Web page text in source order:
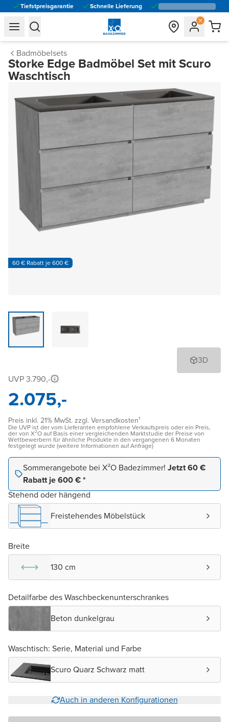
Tiefstpreisgarantie Schnelle Lieferung
general.navigation.toggle_menu.label
general.navigation.toggle_menu.label
Badmöbelsets
Storke Edge Badmöbel Set mit Scuro
Waschtisch
60 € Rabatt je 600 €
3D
UVP 3.790,-
2.075,-
Preis inkl. 21% MwSt. zzgl. Versandkosten¹
Die UVP ist der vom Lieferanten empfohlene Verkaufspreis oder ein Preis,
der von X²O auf Basis einer vergleichenden Marktstudie der Preise von
Wettbewerbern für ähnliche Produkte in den vergangenen 6 Monaten
festgelegt wurde (weitere Informationen auf Anfrage)
Sommerangebote bei X²O Badezimmer! Jetzt 60 €
Rabatt je 600 € *
Stehend oder hängend
Freistehendes Möbelstück
Breite
130 cm
Detailfarbe des Waschbeckenunterschrankes
Beton dunkelgrau
Waschtisch: Serie, Material und Farbe
Scuro Quarz Schwarz matt
Auch in anderen Konfigurationen